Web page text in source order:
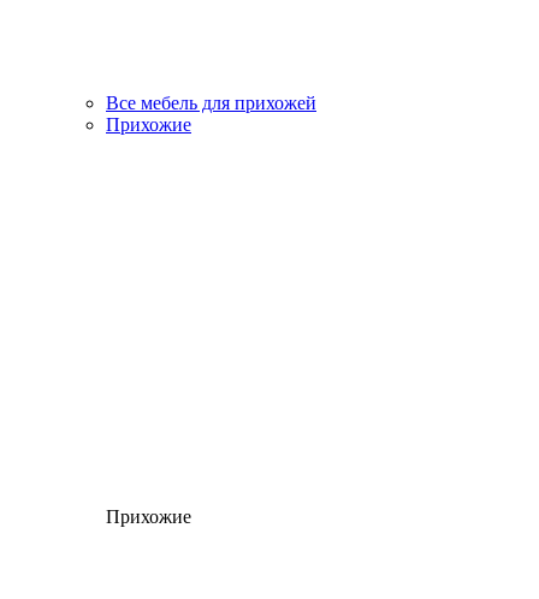
Все мебель для прихожей
Прихожие
Прихожие